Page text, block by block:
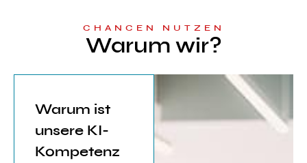
CHANCEN NUTZEN
Warum wir?
Warum ist
unsere KI-
Kompetenz